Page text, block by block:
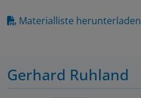
Materialliste herunterladen
Gerhard Ruhland